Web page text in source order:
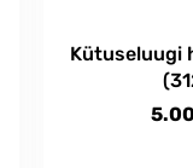
Kütuseluugi
5.00